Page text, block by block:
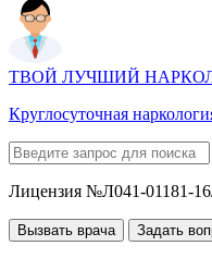
ТВОЙ ЛУЧШИЙ
Круглосуточная
Лицензия №Л041-01181-
Вызвать врача Задать